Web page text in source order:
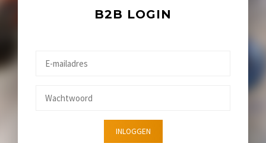
B2B LOGIN
INLOGGEN